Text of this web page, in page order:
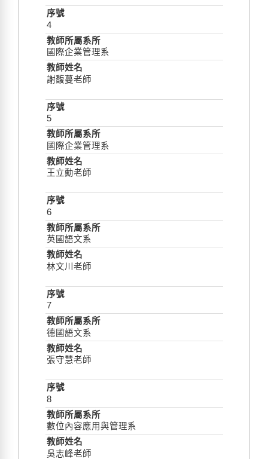
4
國際企業管理系
謝馥蔓老師
5
國際企業管理系
王立勳老師
6
英國語文系
林文川老師
7
德國語文系
張守慧老師
8
數位內容應用與管理系
吳志峰老師